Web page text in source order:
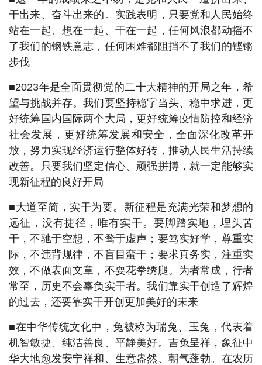
干出来、奋斗出来的。实践表明，只要党和人民始终
站在一起、想在一起、干在一起，任何风浪都动摇不
了我们的钢铁意志，任何困难都阻挡不了我们的铿锵
步伐
■2023年是全面贯彻党的二十大精神的开局之年，希
望与挑战并存。我们要坚持稳字当头、稳中求进，更
好统筹国内国际两个大局，更好统筹疫情防控和经济
社会发展，更好统筹发展和安全，全面深化改革开
放，努力实现经济运行整体好转，推动人民生活持续
改善。只要我们坚定信心、顽强拼搏，就一定能够实
现新征程的良好开局
■大道至简，实干为要。新征程是充满光荣和梦想的
远征，没有捷径，唯有实干。要脚踏实地，埋头苦
干，不驰于空想，不骛于虚声；要笃实好学，尊重实
际，不违背规律，不盲目蛮干；要求真务实，注重实
效，不做表面文章，不耍花拳绣腿。为者常成，行者
常至，历史不会辜负实干者。我们靠实干创造了辉煌
的过去，还要靠实干开创更加美好的未来
■在中华传统文化中，兔被称为瑞兔、玉兔，代表着
机智敏捷、纯洁善良、平静美好。吉兔呈祥，象征中
华大地愈发安宁祥和、生意盎然、朝气蓬勃。在农历